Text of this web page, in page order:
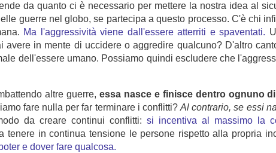
da quanto ci è necessario per mettere la nostra idea al
guerre nel globo, se partecipa a questo processo. C'è chi
Ma l'aggressività viene dall'essere atterriti e spaventati.
avere in mente di uccidere o aggredire qualcuno? D'altro
dell'essere umano. Possiamo quindi escludere che
altre guerre,essa nasce e finisce dentro ognuno
fare nulla per far terminare i conflitti?Al contrario, se essi
da creare continui conflitti: si incentiva al massimo la
in continua tensione le persone rispetto alla propria
e dover fare qualcosa.